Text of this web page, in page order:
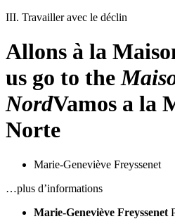
III. Travailler avec le déclin
Allons à la
us go to the
NordVamos a la
Norte
Marie-Geneviève Freyssenet
…plus d’informations
Marie-Geneviève Freyssenet